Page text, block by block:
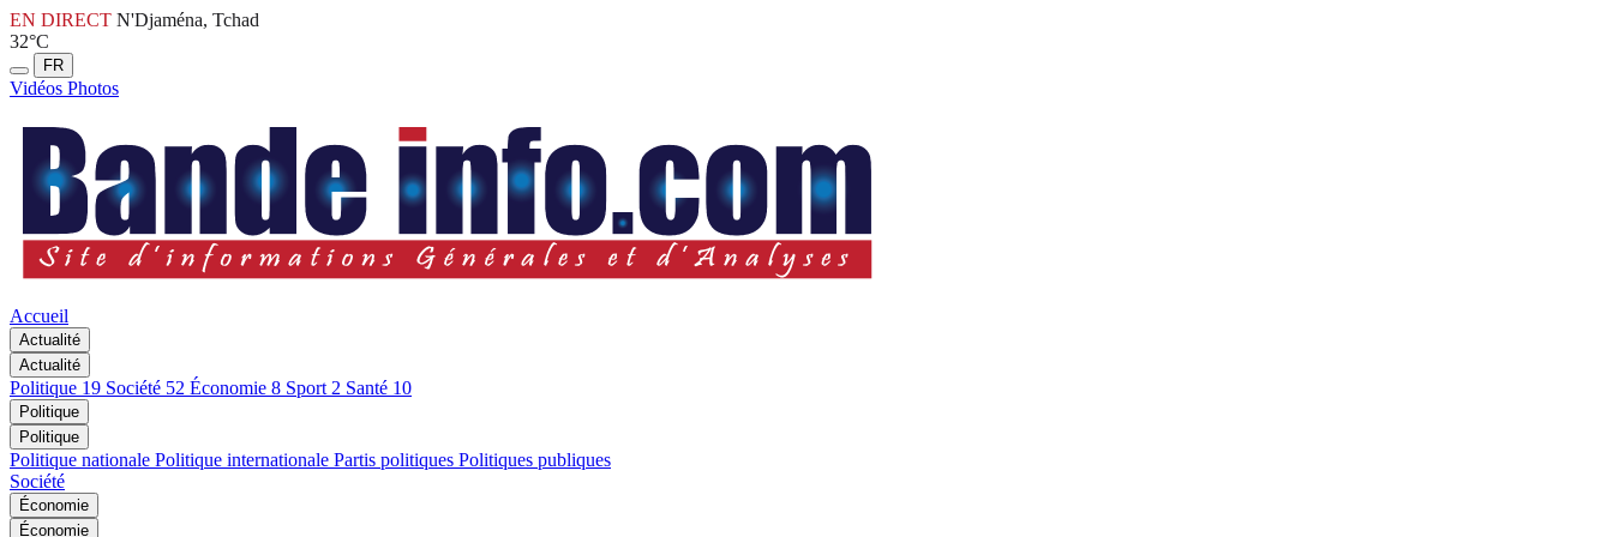
EN DIRECT N'Djaména, Tchad
32°C
FR
Vidéos Photos
Accueil
Actualité
Actualité
Politique 19 Société 52 Économie 8 Sport 2 Santé 10
Politique
Politique
Politique nationale Politique internationale Partis politiques Politiques publiques
Société
Économie
Économie